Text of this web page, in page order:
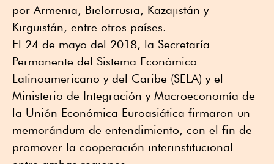
por Armenia, Bielorrusia, Kazajistán y
Kirguistán, entre otros países.
El 24 de mayo del 2018, la Secretaría
Permanente del Sistema Económico
Latinoamericano y del Caribe (SELA) y el
Ministerio de Integración y Macroeconomía de
la Unión Económica Euroasiática firmaron un
memorándum de entendimiento, con el fin de
promover la cooperación interinstitucional